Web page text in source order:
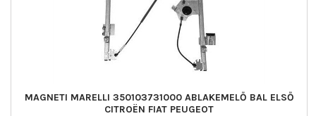
MAGNETI MARELLI 350103731000 ABLAKEMELŐ BAL ELSŐ
CITROËN FIAT PEUGEOT